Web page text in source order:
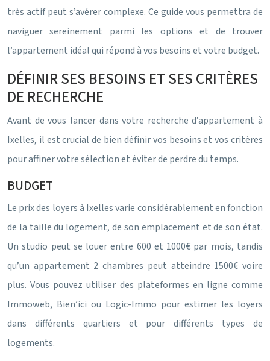
très actif peut s’avérer complexe. Ce guide vous permettra de
naviguer sereinement parmi les options et de trouver
l’appartement idéal qui répond à vos besoins et votre budget.
DÉFINIR SES BESOINS ET SES CRITÈRES
DE RECHERCHE
Avant de vous lancer dans votre recherche d’appartement à
Ixelles, il est crucial de bien définir vos besoins et vos critères
pour affiner votre sélection et éviter de perdre du temps.
BUDGET
Le prix des loyers à Ixelles varie considérablement en fonction
de la taille du logement, de son emplacement et de son état.
Un studio peut se louer entre 600 et 1000€ par mois, tandis
qu’un appartement 2 chambres peut atteindre 1500€ voire
plus. Vous pouvez utiliser des plateformes en ligne comme
Immoweb, Bien’ici ou Logic-Immo pour estimer les loyers
dans différents quartiers et pour différents types de
logements.